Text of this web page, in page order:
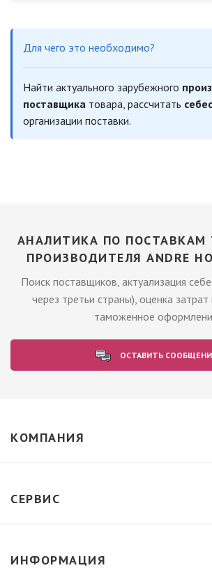
Для чего это необходимо?
Найти актуального зарубежного
поставщика товара, рассчитать
организации поставки.
АНАЛИТИКА ПО ПОСТАВКАМ
ПРОИЗВОДИТЕЛЯ ANDRE
Поиск поставщиков, актуализация
через третьи страны), оценка затрат
таможенное
ОСТАВИТЬ
КОМПАНИЯ
СЕРВИС
ИНФОРМАЦИЯ